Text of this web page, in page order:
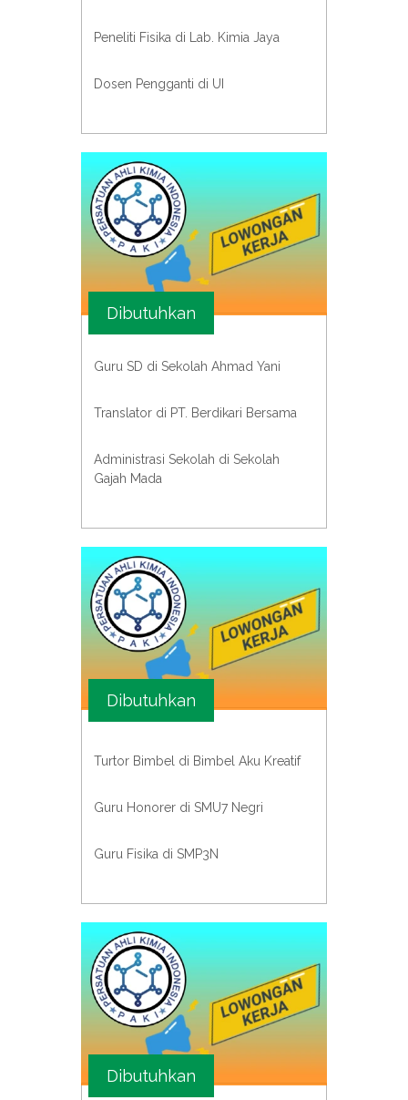
Peneliti Fisika di Lab. Kimia Jaya
Dosen Pengganti di UI
Dibutuhkan
Guru SD di Sekolah Ahmad Yani
Translator di PT. Berdikari Bersama
Administrasi Sekolah di Sekolah
Gajah Mada
Dibutuhkan
Turtor Bimbel di Bimbel Aku Kreatif
Guru Honorer di SMU7 Negri
Guru Fisika di SMP3N
Dibutuhkan